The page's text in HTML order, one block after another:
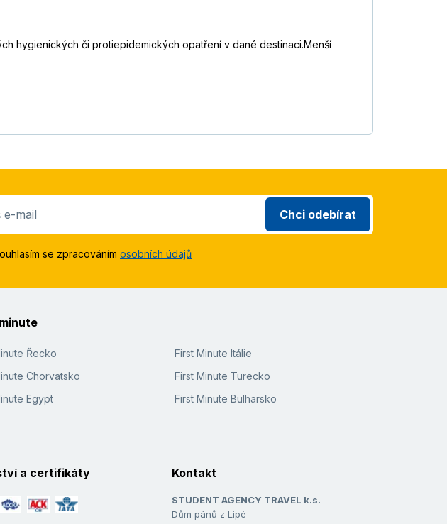
hygienických či protiepidemických opatření v dané destinaci.Menší
e-mail Chci odebírat
se zpracováním osobních údajů
Řecko
Chorvatsko
Egypt
First Minute Itálie
First Minute Turecko
First Minute Bulharsko
a certifikáty Kontakt
STUDENT AGENCY TRAVEL k.s.
Dům pánů z Lipé